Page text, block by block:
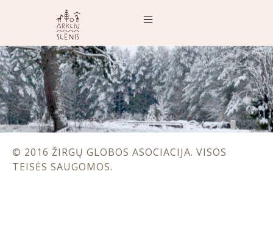
© 2016 ŽIRGŲ GLOBOS ASOCIACIJA. VISOS
TEISĖS SAUGOMOS.